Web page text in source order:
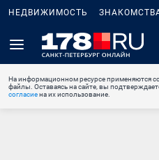
НЕДВИЖИМОСТЬ
На информационном ресурсе применяются
файлы. Оставаясь на сайте, вы
согласиена их использование.